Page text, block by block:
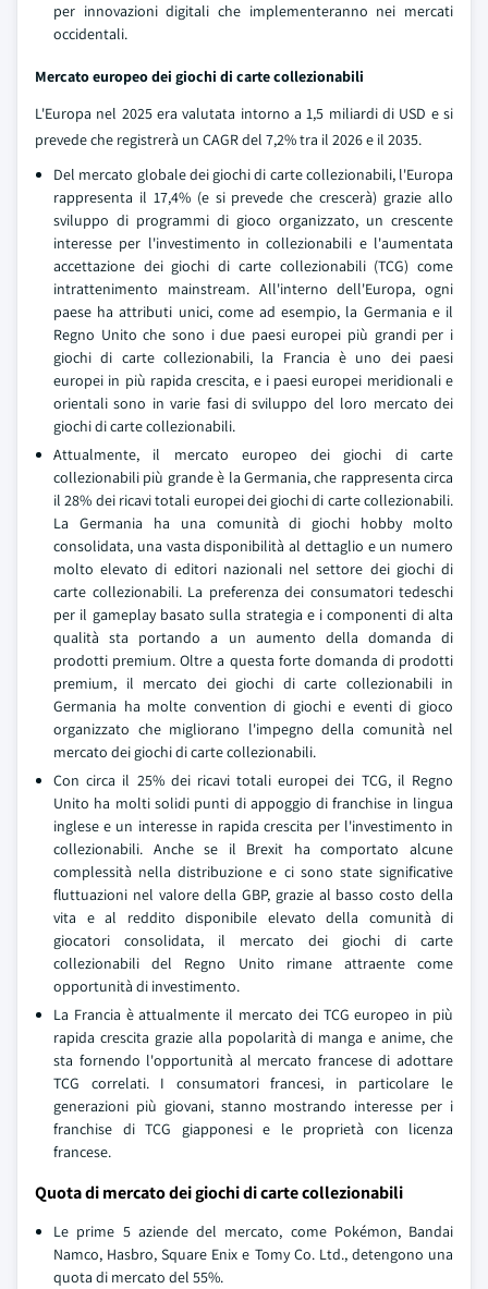
per innovazioni digitali che implementeranno nei mercati
occidentali.
Mercato europeo dei giochi di carte collezionabili
L'Europa nel 2025 era valutata intorno a 1,5 miliardi di USD e si
prevede che registrerà un CAGR del 7,2% tra il 2026 e il 2035.
Del mercato globale dei giochi di carte collezionabili, l'Europa
rappresenta il 17,4% (e si prevede che crescerà) grazie allo
sviluppo di programmi di gioco organizzato, un crescente
interesse per l'investimento in collezionabili e l'aumentata
accettazione dei giochi di carte collezionabili (TCG) come
intrattenimento mainstream. All'interno dell'Europa, ogni
paese ha attributi unici, come ad esempio, la Germania e il
Regno Unito che sono i due paesi europei più grandi per i
giochi di carte collezionabili, la Francia è uno dei paesi
europei in più rapida crescita, e i paesi europei meridionali e
orientali sono in varie fasi di sviluppo del loro mercato dei
giochi di carte collezionabili.
Attualmente, il mercato europeo dei giochi di carte
collezionabili più grande è la Germania, che rappresenta circa
il 28% dei ricavi totali europei dei giochi di carte collezionabili.
La Germania ha una comunità di giochi hobby molto
consolidata, una vasta disponibilità al dettaglio e un numero
molto elevato di editori nazionali nel settore dei giochi di
carte collezionabili. La preferenza dei consumatori tedeschi
per il gameplay basato sulla strategia e i componenti di alta
qualità sta portando a un aumento della domanda di
prodotti premium. Oltre a questa forte domanda di prodotti
premium, il mercato dei giochi di carte collezionabili in
Germania ha molte convention di giochi e eventi di gioco
organizzato che migliorano l'impegno della comunità nel
mercato dei giochi di carte collezionabili.
Con circa il 25% dei ricavi totali europei dei TCG, il Regno
Unito ha molti solidi punti di appoggio di franchise in lingua
inglese e un interesse in rapida crescita per l'investimento in
collezionabili. Anche se il Brexit ha comportato alcune
complessità nella distribuzione e ci sono state significative
fluttuazioni nel valore della GBP, grazie al basso costo della
vita e al reddito disponibile elevato della comunità di
giocatori consolidata, il mercato dei giochi di carte
collezionabili del Regno Unito rimane attraente come
opportunità di investimento.
La Francia è attualmente il mercato dei TCG europeo in più
rapida crescita grazie alla popolarità di manga e anime, che
sta fornendo l'opportunità al mercato francese di adottare
TCG correlati. I consumatori francesi, in particolare le
generazioni più giovani, stanno mostrando interesse per i
franchise di TCG giapponesi e le proprietà con licenza
francese.
Quota di mercato dei giochi di carte collezionabili
Le prime 5 aziende del mercato, come Pokémon, Bandai
Namco, Hasbro, Square Enix e Tomy Co. Ltd., detengono una
quota di mercato del 55%.